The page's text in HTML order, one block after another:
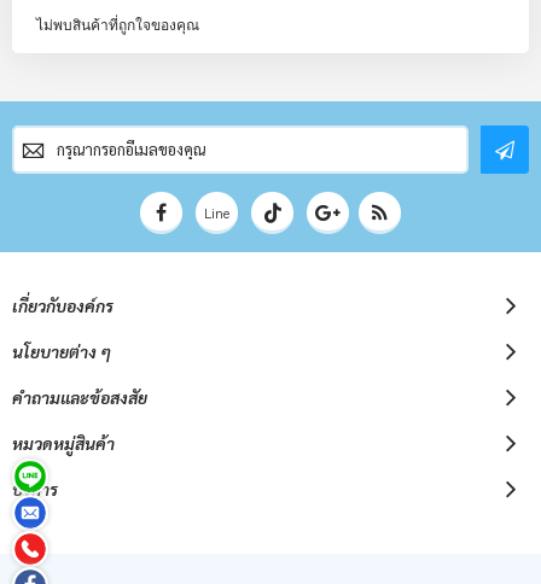
ไม่พบสินค้าที่ถูกใจของคุณ
สมัคร
สมาชิก
จดหมาย
Line
เกี่ยวกับองค์กร
นโยบายต่าง ๆ
คำถามและข้อสงสัย
หมวดหมู่สินค้า
บริการ